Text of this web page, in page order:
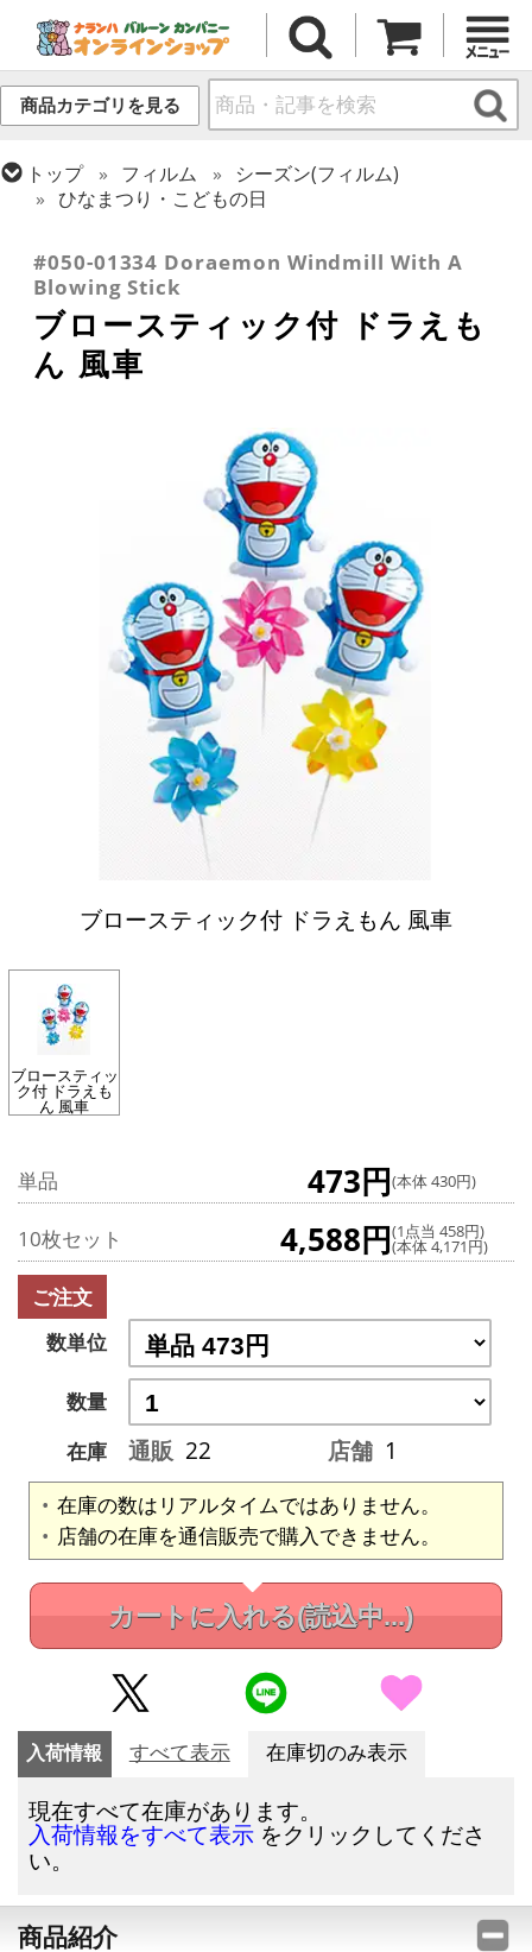
商品カテゴリを見る
トップ フィルム
シーズン(フィルム)
ひなまつり・こどもの日
国内キャラクター
#050-01334 Doraemon Windmill With A
Blowing Stick
ブロースティック付 ドラえも
ん 風車
ブロースティック付 ドラえもん 風車
ブロースティッ
ク付 ドラえも
ん 風車
単品 473円(本体 430円)
10枚セット 4,588円(1点当 458円)
(本体 4,171円)
ご注文
数単位
数量
在庫
通販 22 店舗 1
在庫の数はリアルタイムではありません。
店舗の在庫を通信販売で購入できません。
カートに入れる(読込中...)
入荷情報 すべて表示 在庫切のみ表示
現在すべて在庫があります。
入荷情報をすべて表示 をクリックしてくださ
い。
商品紹介